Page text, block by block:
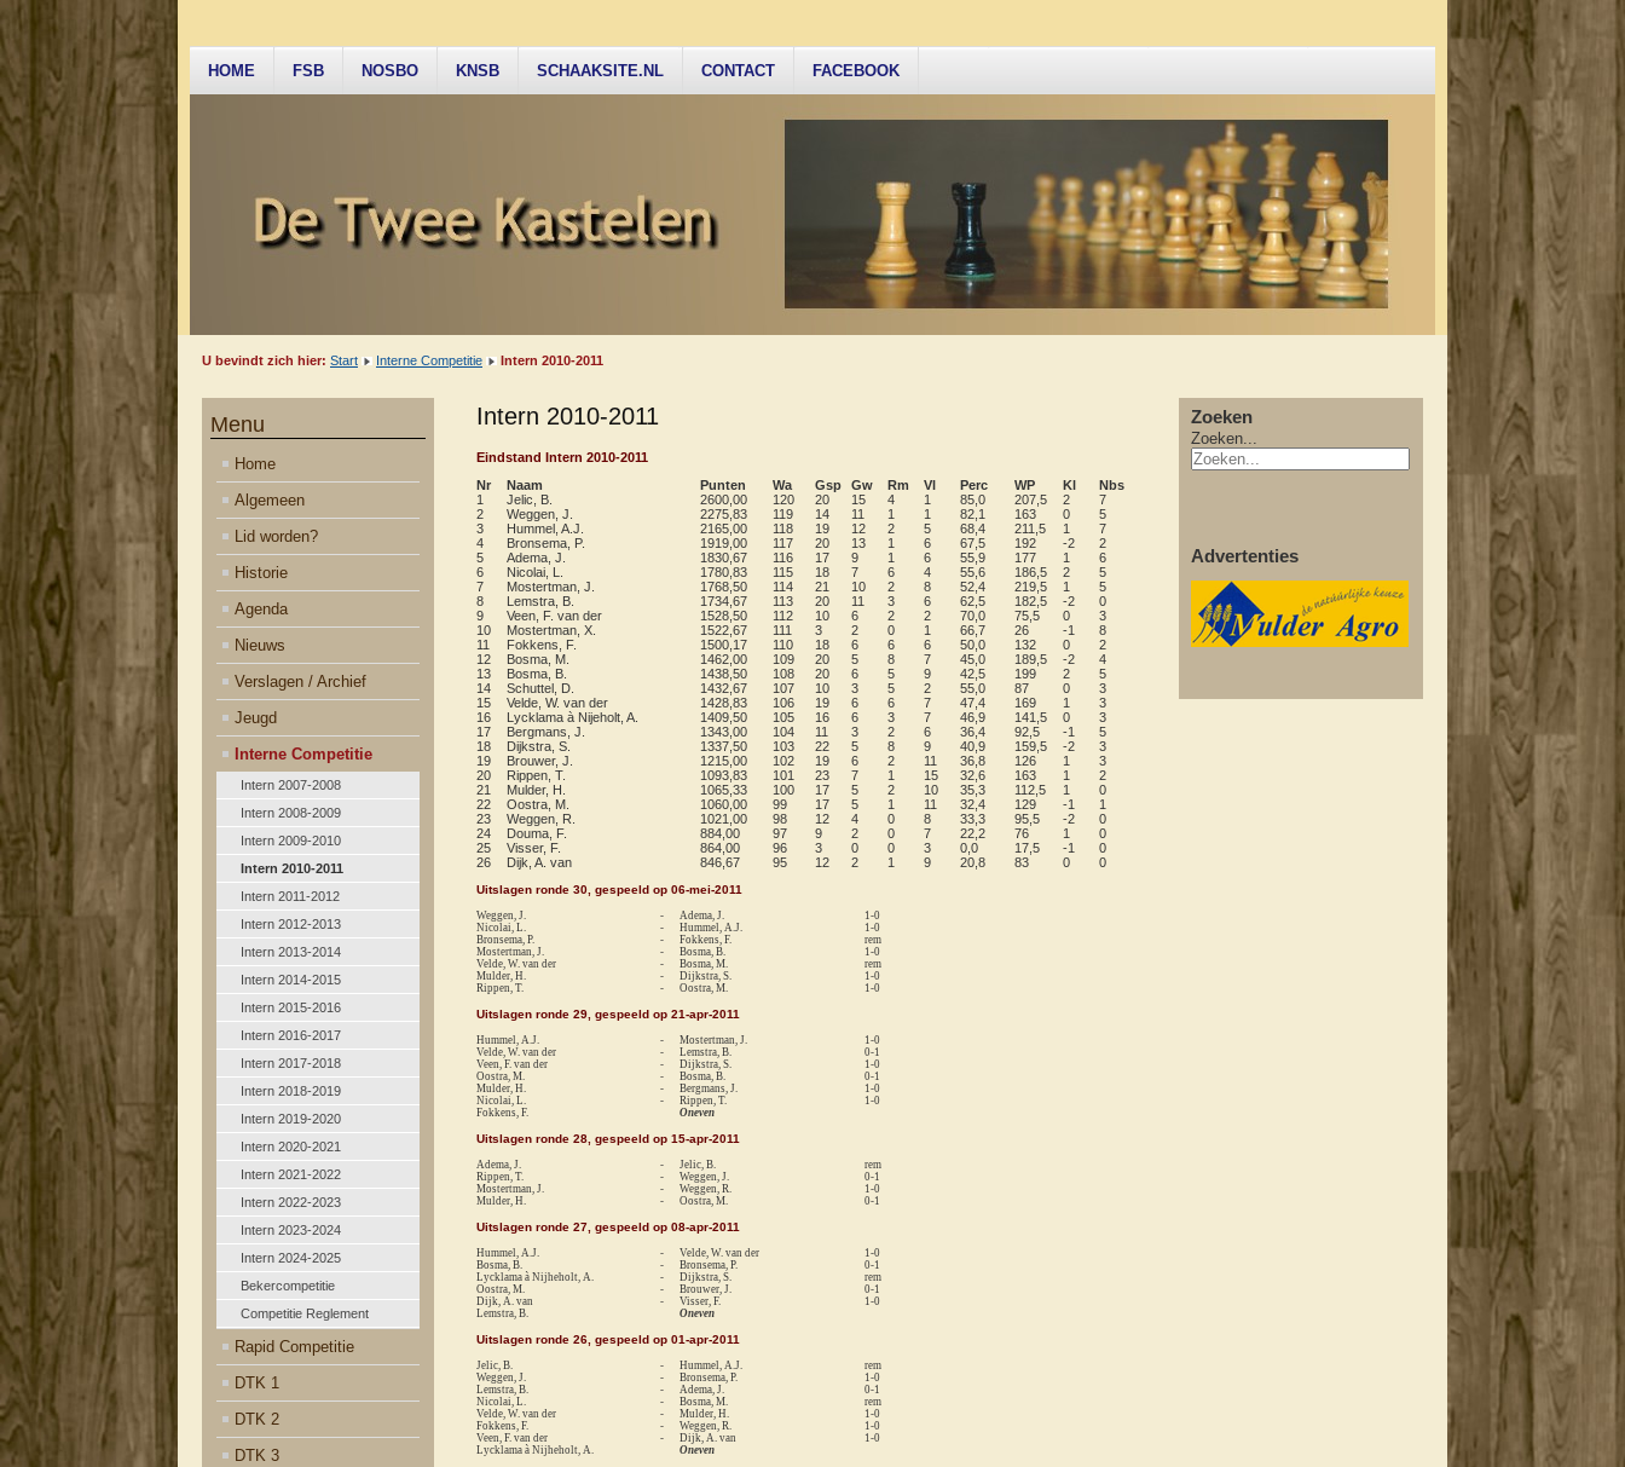
HOME FSB NOSBO KNSB SCHAAKSITE.NL CONTACT FACEBOOK
U bevindt zich hier: Start Interne Competitie Intern 2010-2011
Menu
Home
Algemeen
Lid worden?
Historie
Agenda
Nieuws
Verslagen / Archief
Jeugd
Interne Competitie
Intern 2007-2008
Intern 2008-2009
Intern 2009-2010
Intern 2010-2011
Intern 2011-2012
Intern 2012-2013
Intern 2013-2014
Intern 2014-2015
Intern 2015-2016
Intern 2016-2017
Intern 2017-2018
Intern 2018-2019
Intern 2019-2020
Intern 2020-2021
Intern 2021-2022
Intern 2022-2023
Intern 2023-2024
Intern 2024-2025
Bekercompetitie
Competitie Reglement
Rapid Competitie
DTK 1
DTK 2
DTK 3
Intern 2010-2011
Eindstand Intern 2010-2011
Nr
Naam Punten Wa Gsp Gw Rm Vl Perc WP Kl
Nbs
1
Jelic, B. 2600,00 120 20 15 4 1 85,0 207,5 2
7
2
Weggen, J. 2275,83 119 14 11 1 1 82,1 163 0
5
3
Hummel, A.J. 2165,00 118 19 12 2 5 68,4 211,5 1
7
4
Bronsema, P. 1919,00 117 20 13 1 6 67,5 192 -2
2
5
Adema, J. 1830,67 116 17 9 1 6 55,9 177 1
6
6
Nicolai, L. 1780,83 115 18 7 6 4 55,6 186,5 2
5
7
Mostertman, J. 1768,50 114 21 10 2 8 52,4 219,5 1
5
8
Lemstra, B. 1734,67 113 20 11 3 6 62,5 182,5 -2
0
9
Veen, F. van der 1528,50 112 10 6 2 2 70,0 75,5 0
3
10
Mostertman, X. 1522,67 111 3 2 0 1 66,7 26 -1
8
11
Fokkens, F. 1500,17 110 18 6 6 6 50,0 132 0
2
12
Bosma, M. 1462,00 109 20 5 8 7 45,0 189,5 -2
4
13
Bosma, B. 1438,50 108 20 6 5 9 42,5 199 2
5
14
Schuttel, D. 1432,67 107 10 3 5 2 55,0 87 0
3
15
Velde, W. van der 1428,83 106 19 6 6 7 47,4 169 1
3
16
Lycklama à Nijeholt, A. 1409,50 105 16 6 3 7 46,9 141,5 0
3
17
Bergmans, J. 1343,00 104 11 3 2 6 36,4 92,5 -1
5
18
Dijkstra, S. 1337,50 103 22 5 8 9 40,9 159,5 -2
3
19
Brouwer, J. 1215,00 102 19 6 2 11 36,8 126 1
3
20
Rippen, T. 1093,83 101 23 7 1 15 32,6 163 1
2
21
Mulder, H. 1065,33 100 17 5 2 10 35,3 112,5 1
0
22
Oostra, M. 1060,00 99 17 5 1 11 32,4 129 -1
1
23
Weggen, R. 1021,00 98 12 4 0 8 33,3 95,5 -2
0
24
Douma, F. 884,00 97 9 2 0 7 22,2 76 1
0
25
Visser, F. 864,00 96 3 0 0 3 0,0 17,5 -1
0
26
Dijk, A. van 846,67 95 12 2 1 9 20,8 83 0 0
Uitslagen ronde 30, gespeeld op 06-mei-2011
Weggen, J. - Adema, J.
1-0
Nicolai, L.
- Hummel, A.J.
1-0
Bronsema, P.
- Fokkens, F.
rem
Mostertman, J.
- Bosma, B.
1-0
Velde, W. van der
- Bosma, M.
rem
Mulder, H.
- Dijkstra, S.
1-0
Rippen, T.
- Oostra, M. 1-0
Uitslagen ronde 29, gespeeld op 21-apr-2011
Hummel, A.J. - Mostertman, J.
1-0
Velde, W. van der
- Lemstra, B.
0-1
Veen, F. van der
- Dijkstra, S.
1-0
Oostra, M.
- Bosma, B.
0-1
Mulder, H.
- Bergmans, J.
1-0
Nicolai, L.
- Rippen, T.
1-0
Fokkens, F.
Oneven
Uitslagen ronde 28, gespeeld op 15-apr-2011
Adema, J. - Jelic, B.
rem
Rippen, T.
- Weggen, J.
0-1
Mostertman, J.
- Weggen, R.
1-0
Mulder, H.
- Oostra, M. 0-1
Uitslagen ronde 27, gespeeld op 08-apr-2011
Hummel, A.J. - Velde, W. van der
1-0
Bosma, B.
- Bronsema, P.
0-1
Lycklama à Nijheholt, A.
- Dijkstra, S.
rem
Oostra, M.
- Brouwer, J.
0-1
Dijk, A. van
- Visser, F.
1-0
Lemstra, B.
Oneven
Uitslagen ronde 26, gespeeld op 01-apr-2011
Jelic, B. - Hummel, A.J.
rem
Weggen, J.
- Bronsema, P.
1-0
Lemstra, B.
- Adema, J.
0-1
Nicolai, L.
- Bosma, M.
rem
Velde, W. van der
- Mulder, H.
1-0
Fokkens, F.
- Weggen, R.
1-0
Veen, F. van der
- Dijk, A. van
1-0
Lycklama à Nijheholt, A.
Oneven
Zoeken
Zoeken...
Advertenties